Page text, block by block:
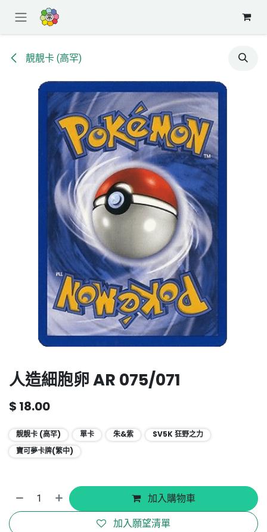
靚靚卡 (高罕)
人造細胞卵 AR 075/071
$ 18.00
靚靚卡 (高罕) 單卡 朱&紫
SV5K 狂野之力
寶可夢卡牌(繁中)
加入購物車
加入願望清單